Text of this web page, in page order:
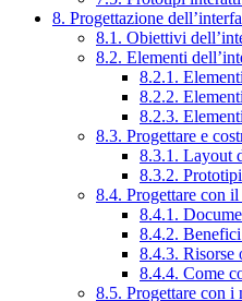
8. Progettazione
8.1. Obiettivi
8.2. Elementi
8.2.1.
8.2.2.
8.2.3.
8.3. Progettare e
8.3.1. Layout
8.3.2.
8.4. Progettare con
8.4.1.
8.4.2.
8.4.3. Risorse
8.4.4. Come
8.5. Progettare con